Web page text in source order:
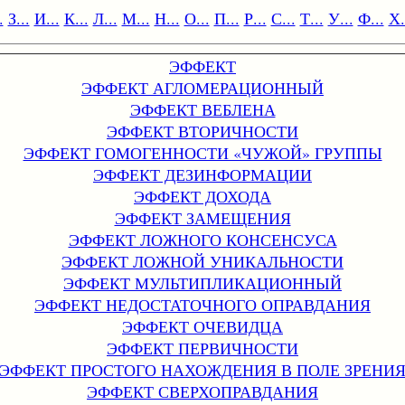
З... И... К... Л... М... Н... О... П... Р... С... Т... У... Ф...
ЭФФЕКТ
ЭФФЕКТ АГЛОМЕРАЦИОННЫЙ
ЭФФЕКТ ВЕБЛЕНА
ЭФФЕКТ ВТОРИЧНОСТИ
ЭФФЕКТ ГОМОГЕННОСТИ «ЧУЖОЙ» ГРУППЫ
ЭФФЕКТ ДЕЗИНФОРМАЦИИ
ЭФФЕКТ ДОХОДА
ЭФФЕКТ ЗАМЕЩЕНИЯ
ЭФФЕКТ ЛОЖНОГО КОНСЕНСУСА
ЭФФЕКТ ЛОЖНОЙ УНИКАЛЬНОСТИ
ЭФФЕКТ МУЛЬТИПЛИКАЦИОННЫЙ
ЭФФЕКТ НЕДОСТАТОЧНОГО ОПРАВДАНИЯ
ЭФФЕКТ ОЧЕВИДЦА
ЭФФЕКТ ПЕРВИЧНОСТИ
ЭФФЕКТ ПРОСТОГО НАХОЖДЕНИЯ В ПОЛЕ ЗРЕНИЯ
ЭФФЕКТ СВЕРХОПРАВДАНИЯ